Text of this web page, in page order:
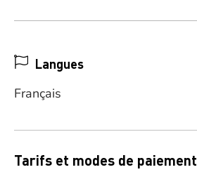
Langues
Français
Tarifs et modes de paiement